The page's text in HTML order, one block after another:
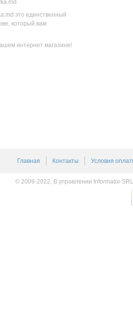
это единственный
который вам
интернет магазине!
Главная Контакты Условия
© 2009-2022, В управлении Informator SRL